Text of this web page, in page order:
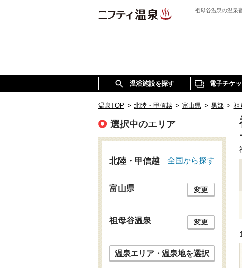
祖母谷温泉の温泉
温浴施設を探す 電子チケ
温泉TOP > 北陸・甲信越 > 富山県 > 黒部 > 祖
選択中のエリア
北陸・甲信越 全国から探す
富山県 変更
祖母谷温泉 変更
温泉エリア・温泉地を選択